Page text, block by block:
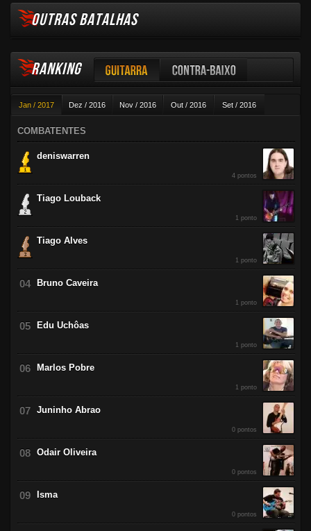
OUTRAS BATALHAS
RANKING
Jan / 2017 Dez / 2016 Nov / 2016 Out / 2016 Set / 2016
Ago / 2016 Jul / 2016
Guitarra Contra-baixo
COMBATENTES
deniswarren
4 pontos
Tiago Louback
1 ponto
Tiago Alves
1 ponto
Bruno Caveira
1 ponto
Edu Uchôas
1 ponto
Marlos Pobre
1 ponto
Juninho Abrao
0 pontos
Odair Oliveira
0 pontos
Isma
0 pontos